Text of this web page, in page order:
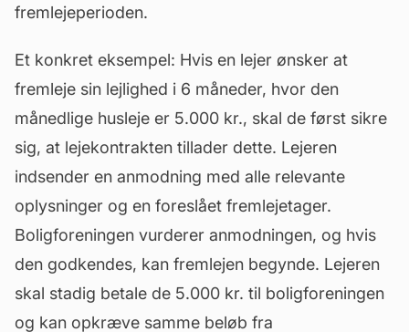
fremlejeperioden.
Et konkret eksempel: Hvis en lejer ønsker at
fremleje sin lejlighed i 6 måneder, hvor den
månedlige husleje er 5.000 kr., skal de først sikre
sig, at lejekontrakten tillader dette. Lejeren
indsender en anmodning med alle relevante
oplysninger og en foreslået fremlejetager.
Boligforeningen vurderer anmodningen, og hvis
den godkendes, kan fremlejen begynde. Lejeren
skal stadig betale de 5.000 kr. til boligforeningen
og kan opkræve samme beløb fra